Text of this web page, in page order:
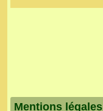
Mentions légales